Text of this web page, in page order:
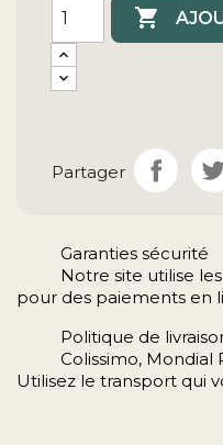
Partager
Garanties sécurité
Notre site utilise les
pour des paiements en
Colissimo, Mondial
Utilisez le transport qui
Description